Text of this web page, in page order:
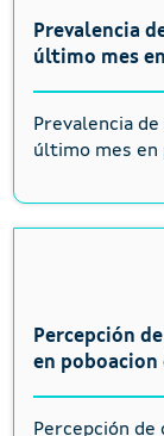
Prevalencia
último mes
Prevalencia
último mes en
Percepción
en poboacion
Percepción de